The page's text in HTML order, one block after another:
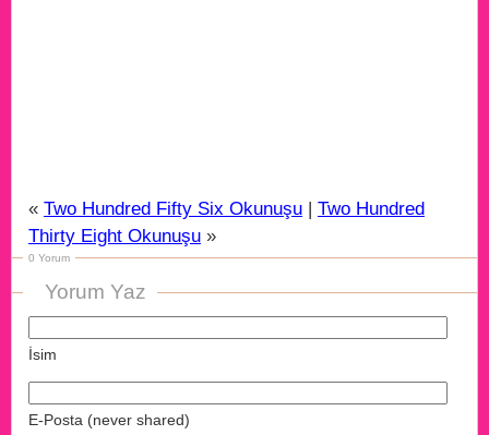
« Two Hundred Fifty Six Okunuşu | Two Hundred
Thirty Eight Okunuşu »
0 Yorum
Yorum Yaz
İsim
E-Posta (never shared)